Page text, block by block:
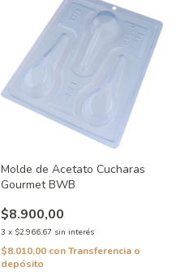
Molde de Acetato Cucharas
Gourmet BWB
$8.900,00
3 x $2.966,67 sin interés
$8.010,00 conTransferencia o
depósito